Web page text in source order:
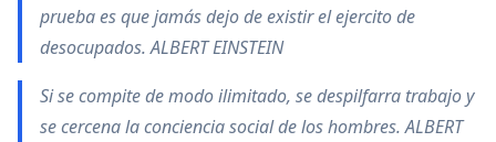
prueba es que jamás dejo de existir el ejercito de
desocupados. ALBERT EINSTEIN
Si se compite de modo ilimitado, se despilfarra trabajo y
se cercena la conciencia social de los hombres. ALBERT